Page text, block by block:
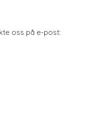
oss på e-post: